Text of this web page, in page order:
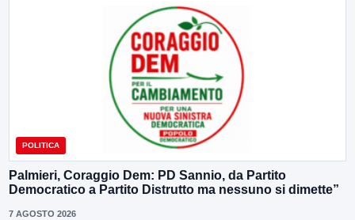
POLITICA
Palmieri, Coraggio Dem: PD Sannio, da Partito
Democratico a Partito Distrutto ma nessuno si dimette”
7 AGOSTO 2026